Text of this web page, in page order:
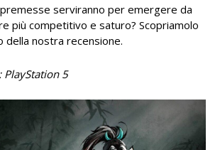
serviranno per emergere da
più competitivo e saturo? Scopriamolo
della nostra recensione.
PlayStation 5